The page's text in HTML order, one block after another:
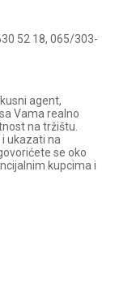
52 18, 065/303-
agent,
Vama realno
na tržištu.
ukazati na
se oko
kupcima i